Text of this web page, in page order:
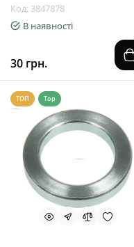
Код: 3847878
В наявності
30 грн.
ТОП Top